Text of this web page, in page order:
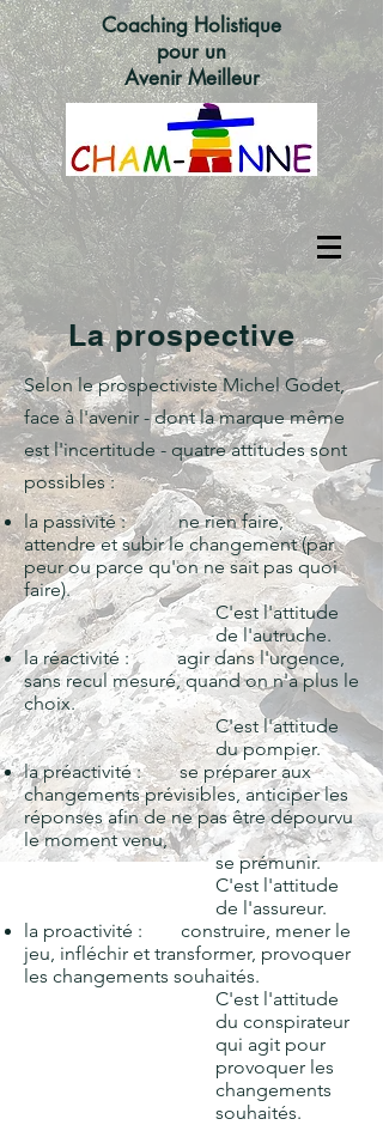
Coaching Holistique
pour un
Avenir Meilleur
La prospective
Selon le prospectiviste Michel Godet,
face à l'avenir - dont la marque même
est l'incertitude - quatre attitudes sont
possibles :
la passivité :ne rien faire,
attendre et subir le changement (par
peur ou parce qu'on ne sait pas quoi
faire).
C'est l'attitude
de l'autruche.
la réactivité :agir dans l'urgence,
sans recul mesuré, quand on n'a plus le
choix.
C'est l'attitude
du pompier.
la préactivité : se préparer aux
changements prévisibles, anticiper les
réponses afin de ne pas être dépourvu
le moment venu,
se prémunir.
C'est l'attitude
de l'assureur.
la proactivité : construire, mener le
jeu, infléchir et transformer, provoquer
les changements souhaités.
C'est l'attitude
du conspirateur
qui agit pour
provoquer les
changements
souhaités.